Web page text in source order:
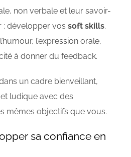
non verbale et leur savoir-
: développer vos soft skills.
l’expression orale,
à donner du feedback.
un cadre bienveillant,
ludique avec des
mêmes objectifs que vous.
sa confiance en